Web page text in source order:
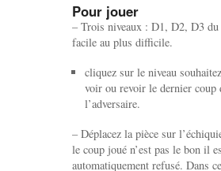
Pour jouer
– Trois niveaux : D1, D2, D3
facile au plus difficile.
cliquez sur le niveau
voir ou revoir le dernier coup
l’adversaire.
– Déplacez la pièce sur
le coup joué n’est pas le bon il
automatiquement refusé. Dans